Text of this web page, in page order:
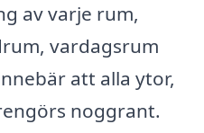
av varje rum,
vardagsrum
att alla ytor,
noggrant.